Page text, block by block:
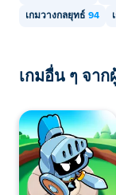
เกมวางกลยุทธ์ 94
เกมอื่น ๆ จา